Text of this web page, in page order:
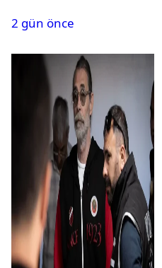
2 gün önce